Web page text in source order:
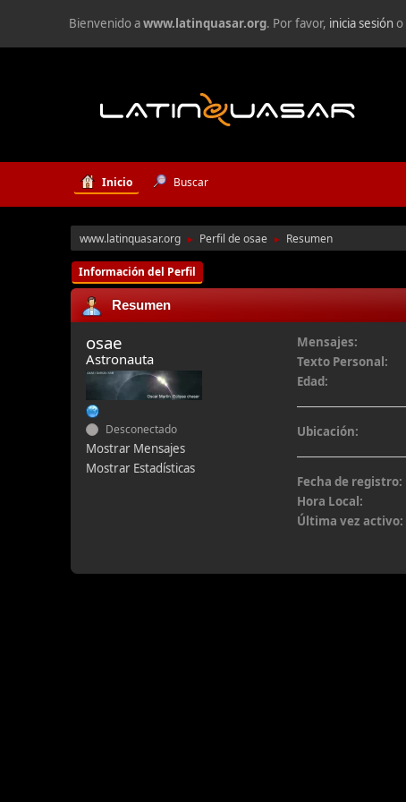
Bienvenido awww.latinquasar.org. Por favor, inicia sesióno
Inicio Buscar
www.latinquasar.org ► Perfil de osae ► Resumen
Información del Perfil
Resumen
osae
Astronauta
Desconectado
Mostrar Mensajes
Mostrar Estadísticas
Mensajes:
Texto Personal:
Edad:
Ubicación:
Fecha de registro:
Hora Local:
Última vez activo: